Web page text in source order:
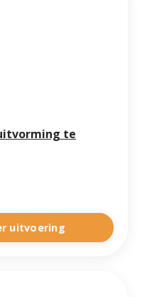
te
uitvoering